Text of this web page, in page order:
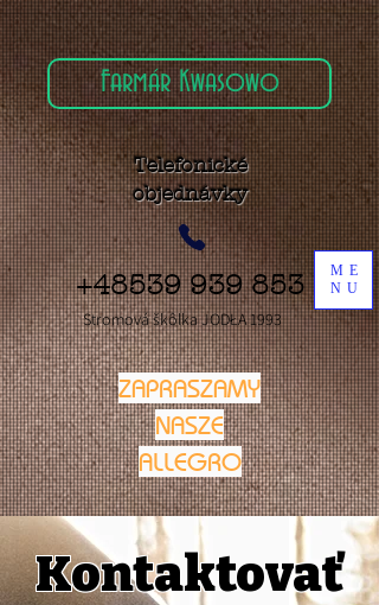
981798838
ME
NU
Farmár Kwasowo
Stromová škôlka JODŁA 1993
Telefonické
objednávky
+48539 939 853
ZAPRASZAMY
NASZE
ALLEGRO
Kontaktovať